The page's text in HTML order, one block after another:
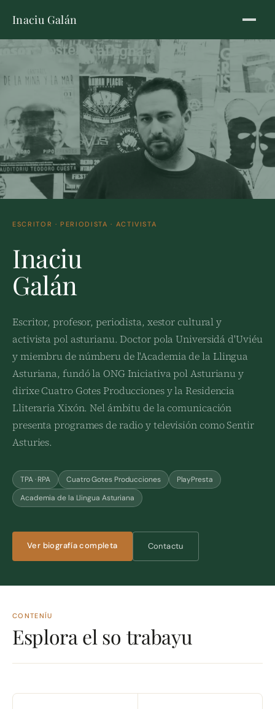
Inaciu Galán
ESCRITOR · PERIODISTA · ACTIVISTA
Inaciu
Galán
Escritor, profesor, periodista, xestor cultural y
activista pol asturianu. Doctor pola Universidá d'Uviéu
y miembru de númberu de l'Academia de la Llingua
Asturiana, fundó la ONG Iniciativa pol Asturianu y
dirixe Cuatro Gotes Producciones y la Residencia
Lliteraria Xixón. Nel ámbitu de la comunicación
presenta programes de radio y televisión como Sentir
Asturies.
TPA · RPA Cuatro Gotes Producciones
PlayPresta
Academia de la Llingua Asturiana
Ver biografía completa Contactu
CONTENÍU
Esplora el so trabayu